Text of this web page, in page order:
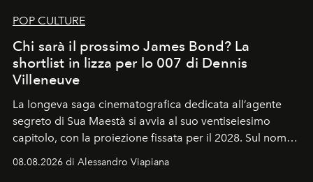
POP CULTURE
Chi sarà il prossimo James Bond? La
shortlist in lizza per lo 007 di Dennis
Villeneuve
La longeva saga cinematografica dedicata all’agente
segreto di Sua Maestà si avvia al suo ventiseiesimo
capitolo, con la proiezione fissata per il 2028. Sul nome
Craig, però, regna ancora il più assoluto riserbo.
08.08.2026 di Alessandro Viapiana